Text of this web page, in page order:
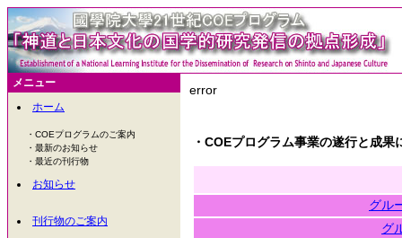
メニュー
ホーム
・COEプログラムのご案内
・最新のお知らせ
・最近の刊行物
お知らせ
刊行物のご案内
error
・COEプログラム事業の遂行と成
グル
グ